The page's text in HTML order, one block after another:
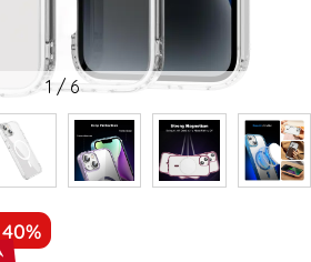
1 /6
ColorPop iPhone 14 Plus Skal CH
är nedsatt med
- 40%